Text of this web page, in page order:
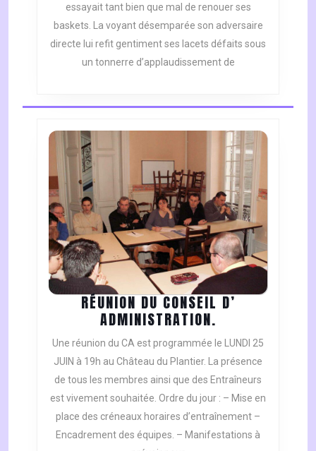
essayait tant bien que mal de renouer ses
baskets. La voyant désemparée son adversaire
directe lui refit gentiment ses lacets défaits sous
un tonnerre d’applaudissement de
RÉUNION DU CONSEIL D’
ADMINISTRATION.
DU
CONSEIL
D’
Une réunion du CA est programmée le LUNDI 25
JUIN à 19h au Château du Plantier. La présence
de tous les membres ainsi que des Entraîneurs
est vivement souhaitée. Ordre du jour : – Mise en
place des créneaux horaires d’entraînement –
Encadrement des équipes. – Manifestations à